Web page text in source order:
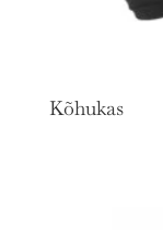
Kõhukas